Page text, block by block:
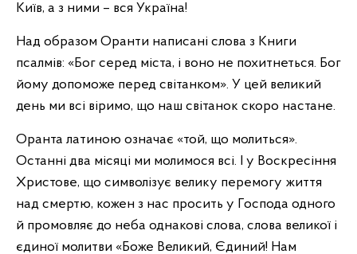
Київ, а з ними – вся Україна!
Над образом Оранти написані слова з Книги
псалмів: «Бог серед міста, і воно не похитнеться. Бог
йому допоможе перед світанком». У цей великий
день ми всі віримо, що наш світанок скоро настане.
Оранта латиною означає «той, що молиться».
Останні два місяці ми молимося всі. І у Воскресіння
Христове, що символізує велику перемогу життя
над смертю, кожен з нас просить у Господа одного
й промовляє до неба однакові слова, слова великої і
єдиної молитви «Боже Великий, Єдиний! Нам